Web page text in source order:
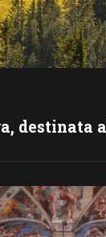
destinata